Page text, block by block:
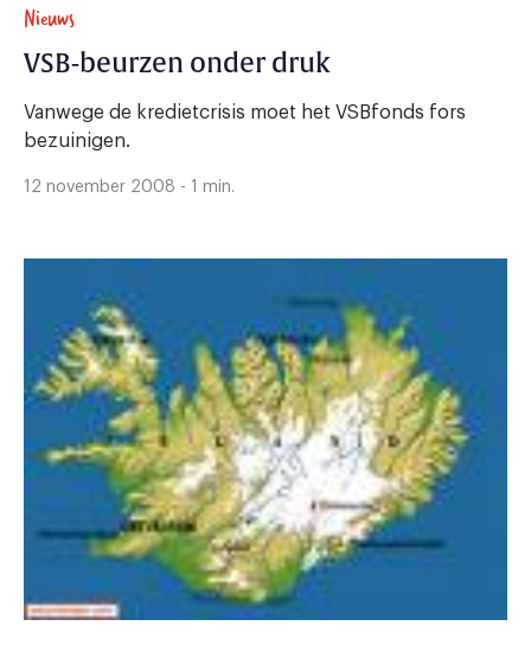
Nieuws
VSB-beurzen onder druk
Vanwege de kredietcrisis moet het VSBfonds fors
bezuinigen.
12 november 2008 - 1 min.